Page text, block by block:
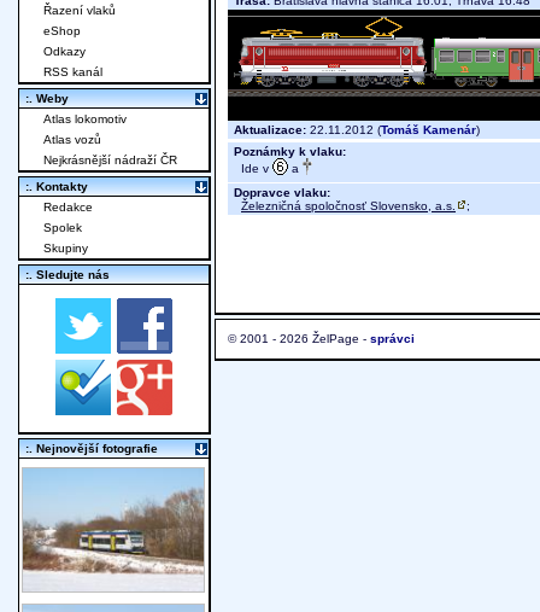
Aktualizace: 22.11.2012 (Tomáš Kamenár)
Poznámky k vlaku:
Ide v
a
Dopravce vlaku:
Železničná spoločnosť Slovensko, a.s.
;
© 2001 - 2026 ŽelPage - správci
Řazení vlaků
eShop
Odkazy
RSS kanál
:. Weby
Atlas lokomotiv
Atlas vozů
Nejkrásnější nádraží ČR
:. Kontakty
Redakce
Spolek
Skupiny
:. Sledujte nás
:. Nejnovější fotografie